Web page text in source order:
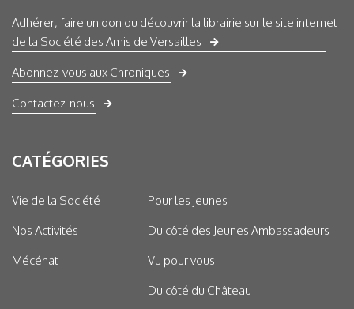
Adhérer, faire un don ou découvrir la librairie sur le site internet
de la Société des Amis de Versailles
Abonnez-vous aux Chroniques
Contactez-nous
CATÉGORIES
Vie de la Société
Nos Activités
Mécénat
Pour les jeunes
Du côté des Jeunes Ambassadeurs
Vu pour vous
Du côté du Château